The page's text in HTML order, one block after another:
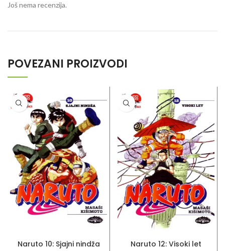
Još nema recenzija.
POVEZANI PROIZVODI
Naruto 10: Sjajni nindža Naruto 12: Visoki let